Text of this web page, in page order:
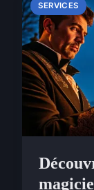
SERVICES